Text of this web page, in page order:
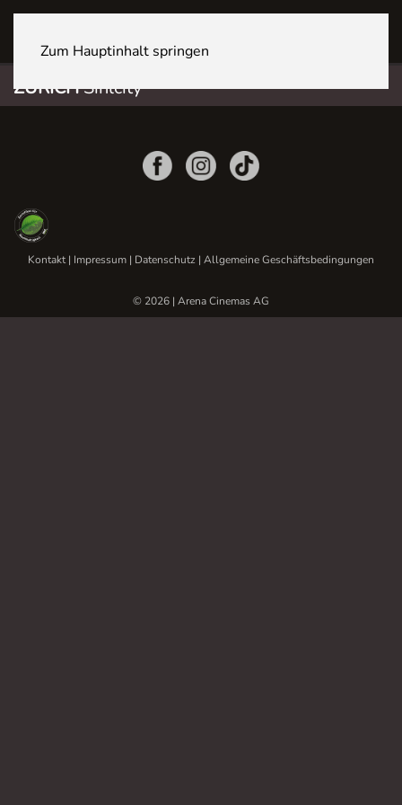
Zum Hauptinhalt springen
ZÜRICHSihlcity
Kontakt| Impressum | Datenschutz | Allgemeine Geschäftsbedingungen
© 2026 | Arena Cinemas AG